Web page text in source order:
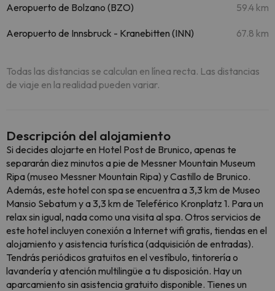
Aeropuerto de Bolzano (BZO) 59.4 km
Aeropuerto de Innsbruck - Kranebitten (INN) 67.8 km
Todas las distancias se calculan en línea recta. Las distancias
de viaje en la realidad pueden variar.
Descripción del alojamiento
Si decides alojarte en Hotel Post de Brunico, apenas te
separarán diez minutos a pie de Messner Mountain Museum
Ripa (museo Messner Mountain Ripa) y Castillo de Brunico.
Además, este hotel con spa se encuentra a 3,3 km de Museo
Mansio Sebatum y a 3,3 km de Teleférico Kronplatz 1. Para un
relax sin igual, nada como una visita al spa. Otros servicios de
este hotel incluyen conexión a Internet wifi gratis, tiendas en el
alojamiento y asistencia turística (adquisición de entradas).
Tendrás periódicos gratuitos en el vestíbulo, tintorería o
lavandería y atención multilingüe a tu disposición. Hay un
aparcamiento sin asistencia gratuito disponible. Tienes un